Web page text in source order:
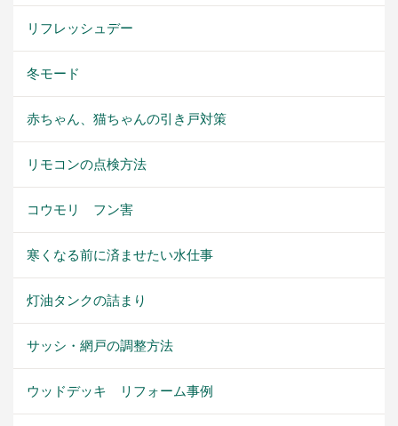
リフレッシュデー
冬モード
赤ちゃん、猫ちゃんの引き戸対策
リモコンの点検方法
コウモリ フン害
寒くなる前に済ませたい水仕事
灯油タンクの詰まり
サッシ・網戸の調整方法
ウッドデッキ リフォーム事例